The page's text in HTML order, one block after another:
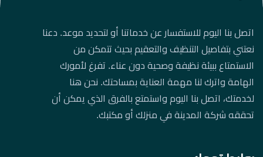
اتصل بنا اليوم للاستفسار عن خدماتنا أو لتحديد موعد. دعنا
نعتني بتفاصيل التنظيف والتعقيم بحيث تتمكن من
الاستمتاع ببيئة نظيفة وصحية دون عناء. تفرغ لأمورك
الهامة واترك لنا مهمة العناية بمساحتك. نحن هنا
لخدمتك، اتصل بنا اليوم واستمتع بالفرق الذي يمكن أن
تحققه شركة المدينة في منزلك أو مكتبك.